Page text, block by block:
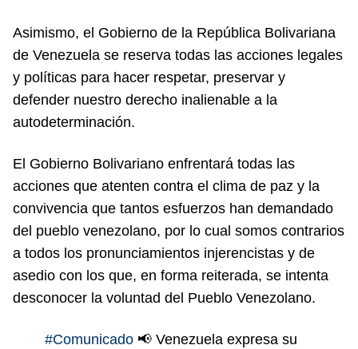
Asimismo, el Gobierno de la República Bolivariana
de Venezuela se reserva todas las acciones legales
y políticas para hacer respetar, preservar y
defender nuestro derecho inalienable a la
autodeterminación.
El Gobierno Bolivariano enfrentará todas las
acciones que atenten contra el clima de paz y la
convivencia que tantos esfuerzos han demandado
del pueblo venezolano, por lo cual somos contrarios
a todos los pronunciamientos injerencistas y de
asedio con los que, en forma reiterada, se intenta
desconocer la voluntad del Pueblo Venezolano.
#Comunicado 📢 Venezuela expresa su